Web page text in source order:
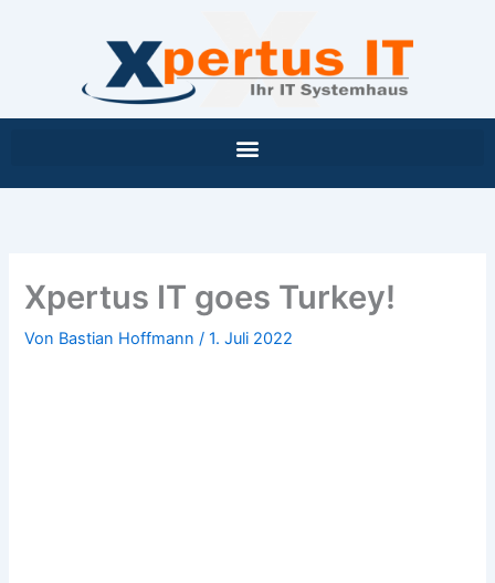
Xpertus IT goes Turkey!
Von Bastian Hoffmann/1. Juli 2022